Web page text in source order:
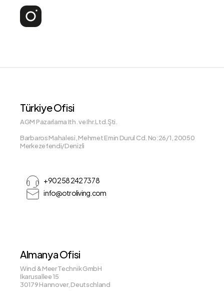
Türkiye Ofisi
AGM Pazarlama Ith. ve Ihr.Ltd.Şti.
Barbaros Mahalesi, Mehmet Emin Durul Cd. No:26/1, 20050
Merkezefendi/Denizli
+90 258 242 73 78
info@otroliving.com
Almanya Ofisi
Wind & Meer Technik GmbH
Ikarusallee 15
30179 Hannover, Deutschland